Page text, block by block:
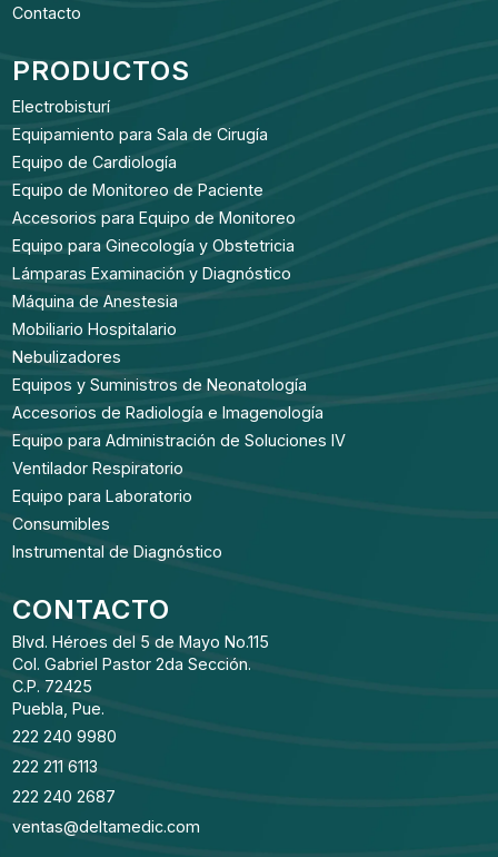
Contacto
PRODUCTOS
Electrobisturí
Equipamiento para Sala de Cirugía
Equipo de Cardiología
Equipo de Monitoreo de Paciente
Accesorios para Equipo de Monitoreo
Equipo para Ginecología y Obstetricia
Lámparas Examinación y Diagnóstico
Máquina de Anestesia
Mobiliario Hospitalario
Nebulizadores
Equipos y Suministros de Neonatología
Accesorios de Radiología e Imagenología
Equipo para Administración de Soluciones IV
Ventilador Respiratorio
Equipo para Laboratorio
Consumibles
Instrumental de Diagnóstico
CONTACTO
Blvd. Héroes del 5 de Mayo No.115
Col. Gabriel Pastor 2da Sección.
C.P. 72425
Puebla, Pue.
222 240 9980
222 211 6113
222 240 2687
ventas@deltamedic.com